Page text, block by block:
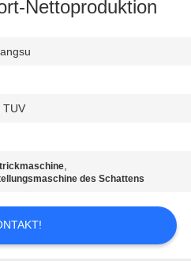
Nettoproduktion
TUV
,
des Schattens